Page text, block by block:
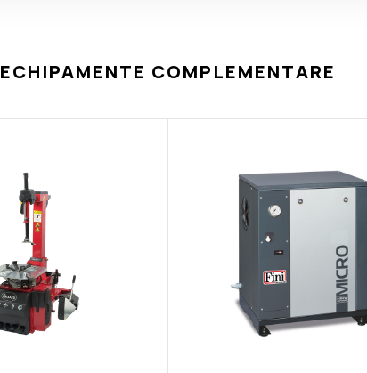
ECHIPAMENTE COMPLEMENTARE